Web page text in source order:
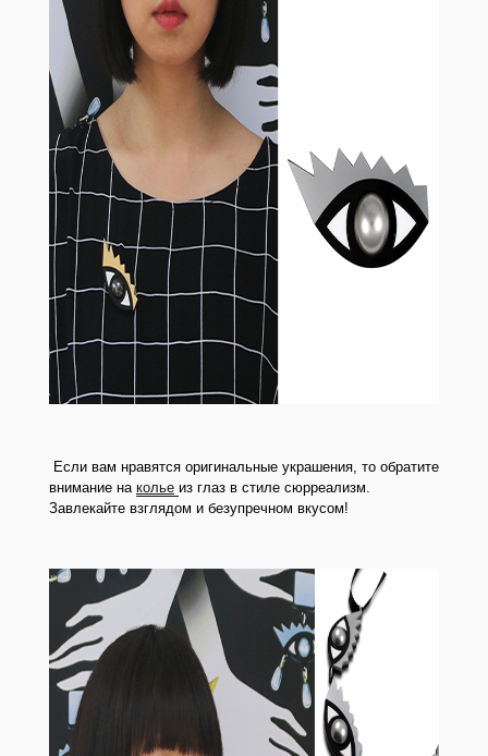
Если вам нравятся оригинальные украшения, то обратите
внимание на колье из глаз в стиле сюрреализм.
Завлекайте взглядом и безупречном вкусом!